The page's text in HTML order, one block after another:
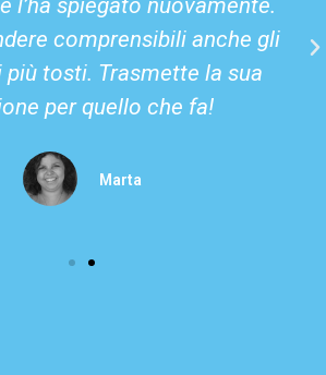
comprensibili anche gli
tosti. Trasmette la sua
per quello che fa!
Marta